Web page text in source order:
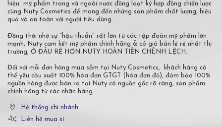
hiệu mỹ phẩm trong và ngoài nước đồng loạt ký hợp đồng chiến lược
cùng Nuty Cosmetics để mang đến những sản phẩm chất lượng, hiệu
quả và an toàn với người tiêu dùng.
Đồng thời nhờ sự "hậu thuẫn" rất lớn từ các tập đoàn mỹ phẩm lớn
mạnh, Nuty cam kết mỹ phẩm chính hãng & có giá bán lẻ rẻ nhất thị
trường, Ở ĐÂU RẺ HƠN NUTY HOÀN TIỀN CHÊNH LỆCH.
Đối với mỗi đơn hàng mua sắm tại Nuty Cosmetics, khách hàng có
thể yêu cầu xuất 100% hóa đơn GTGT (hóa đơn đỏ), đảm bảo 100%
nguồn hàng được bán ra tại Nuty có nguồn gốc rõ ràng, sản phẩm
chính hãng từ các nhãn hàng.
Hệ thống chi nhánh
Liên hệ mua sỉ